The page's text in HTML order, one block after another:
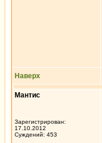
Наверх
Мантис
Зарегистрирован:
17.10.2012
Суждений: 453